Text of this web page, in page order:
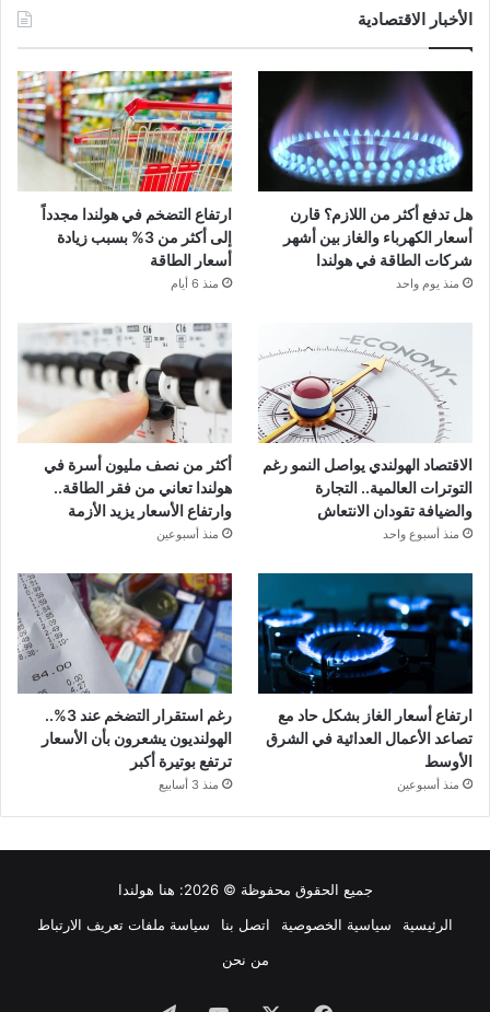
الأخبار الاقتصادية
هل تدفع أكثر من اللازم؟ قارن
أسعار الكهرباء والغاز بين أشهر
شركات الطاقة في هولندا
منذ يوم واحد
ارتفاع التضخم في هولندا مجدداً
إلى أكثر من 3% بسبب زيادة
أسعار الطاقة
منذ 6 أيام
الاقتصاد الهولندي يواصل النمو رغم
التوترات العالمية.. التجارة
والضيافة تقودان الانتعاش
منذ أسبوع واحد
أكثر من نصف مليون أسرة في
هولندا تعاني من فقر الطاقة..
وارتفاع الأسعار يزيد الأزمة
منذ أسبوعين
ارتفاع أسعار الغاز بشكل حاد مع
تصاعد الأعمال العدائية في الشرق
الأوسط
منذ أسبوعين
رغم استقرار التضخم عند 3%..
الهولنديون يشعرون بأن الأسعار
ترتفع بوتيرة أكبر
منذ 3 أسابيع
جميع الحقوق محفوظة © 2026:
هنا هولندا
الرئيسية
سياسية الخصوصية اتصل بنا
سياسة ملفات تعريف الارتباط
من نحن